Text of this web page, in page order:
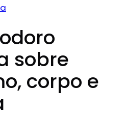
sobre
corpo e